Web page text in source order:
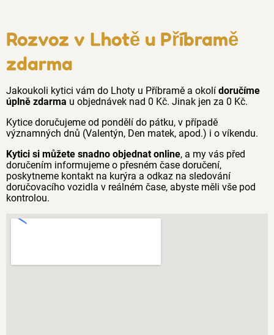
Rozvoz v Lhotě u Příbramě
zdarma
Jakoukoli kytici vám do Lhoty u Příbramě a okolí doručíme
úplně zdarma u objednávek nad 0 Kč. Jinak jen za 0 Kč.
Kytice doručujeme od pondělí do pátku, v případě
významných dnů (Valentýn, Den matek, apod.) i o víkendu.
Kytici si můžete snadno objednat online, a my vás před
doručením informujeme o přesném čase doručení,
poskytneme kontakt na kurýra a odkaz na sledování
doručovacího vozidla v reálném čase, abyste měli vše pod
kontrolou.